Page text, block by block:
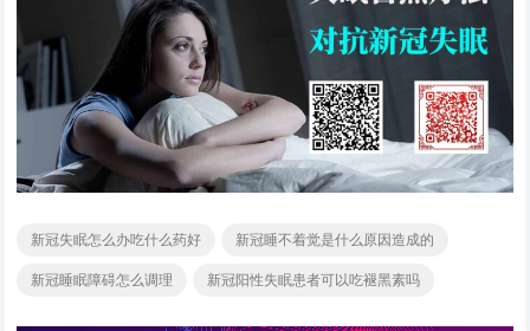
新冠失眠怎么办吃什么药好
新冠睡不着觉是什么原因造成的
新冠睡眠障碍怎么调理
新冠阳性失眠患者可以吃褪黑素吗